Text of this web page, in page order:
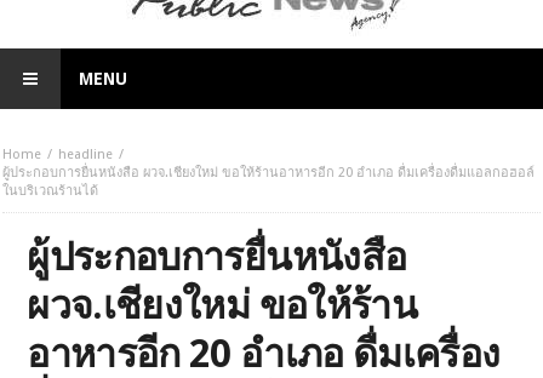
MENU
Home
headline
ผู้ประกอบการยื่นหนังสือ ผวจ.เชียงใหม่ ขอให้ร้านอาหารอีก 20 อำเภอ ดื่มเครื่องดื่มแอลกอฮอล์
ในบริเวณร้านได้
ผู้ประกอบการยื่นหนังสือ
ผวจ.เชียงใหม่ ขอให้ร้าน
อาหารอีก 20 อำเภอ ดื่มเครื่อง